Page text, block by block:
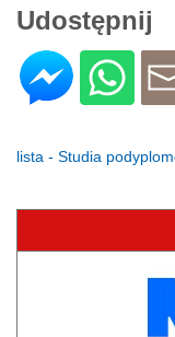
Udostępnij
lista - Studia